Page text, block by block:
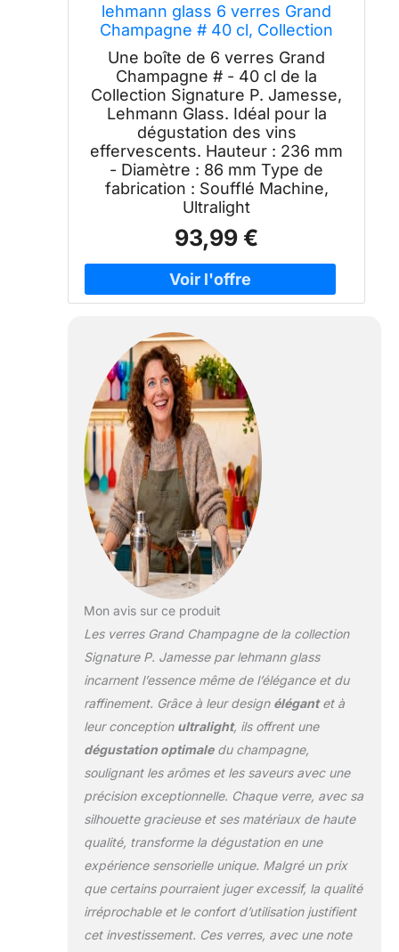
lehmann glass 6 verres Grand
Champagne # 40 cl, Collection
Signature P. Jamesse, Ultralight
Une boîte de 6 verres Grand
Champagne # - 40 cl de la
Collection Signature P. Jamesse,
Lehmann Glass. Idéal pour la
dégustation des vins
effervescents. Hauteur : 236 mm
- Diamètre : 86 mm Type de
fabrication : Soufflé Machine,
Ultralight
93,99 €
Mon avis sur ce produit
Les verres Grand Champagne de la collection
Signature P. Jamesse par lehmann glass
incarnent l’essence même de l’élégance et du
raffinement. Grâce à leur design élégantet à
leur conception ultralight, ils offrent une
dégustation optimaledu champagne,
soulignant les arômes et les saveurs avec une
précision exceptionnelle. Chaque verre, avec sa
silhouette gracieuse et ses matériaux de haute
qualité, transforme la dégustation en une
expérience sensorielle unique. Malgré un prix
que certains pourraient juger excessif, la qualité
irréprochable et le confort d’utilisation justifient
cet investissement. Ces verres, avec une note